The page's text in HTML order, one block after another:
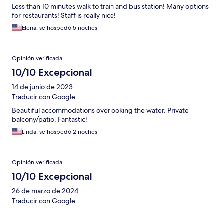
Less than 10 minutes walk to train and bus station! Many options
for restaurants! Staff is really nice!
Elena, se hospedó 5 noches
Opinión verificada
10/10 Excepcional
14 de junio de 2023
Traducir con Google
Beautiful accommodations overlooking the water. Private
balcony/patio. Fantastic!
Linda, se hospedó 2 noches
Opinión verificada
10/10 Excepcional
26 de marzo de 2024
Traducir con Google